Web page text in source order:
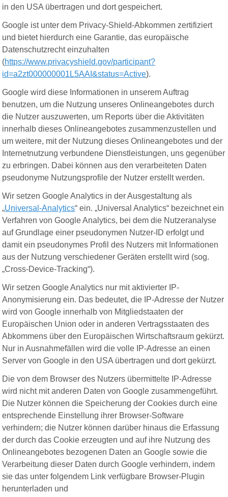
in den USA übertragen und dort gespeichert.
Google ist unter dem Privacy-Shield-Abkommen zertifiziert
und bietet hierdurch eine Garantie, das europäische
Datenschutzrecht einzuhalten
(https://www.privacyshield.gov/participant?
id=a2zt000000001L5AAI&status=Active).
Google wird diese Informationen in unserem Auftrag
benutzen, um die Nutzung unseres Onlineangebotes durch
die Nutzer auszuwerten, um Reports über die Aktivitäten
innerhalb dieses Onlineangebotes zusammenzustellen und
um weitere, mit der Nutzung dieses Onlineangebotes und der
Internetnutzung verbundene Dienstleistungen, uns gegenüber
zu erbringen. Dabei können aus den verarbeiteten Daten
pseudonyme Nutzungsprofile der Nutzer erstellt werden.
Wir setzen Google Analytics in der Ausgestaltung als
„Universal-Analytics“ ein. „Universal Analytics“ bezeichnet ein
Verfahren von Google Analytics, bei dem die Nutzeranalyse
auf Grundlage einer pseudonymen Nutzer-ID erfolgt und
damit ein pseudonymes Profil des Nutzers mit Informationen
aus der Nutzung verschiedener Geräten erstellt wird (sog.
„Cross-Device-Tracking“).
Wir setzen Google Analytics nur mit aktivierter IP-
Anonymisierung ein. Das bedeutet, die IP-Adresse der Nutzer
wird von Google innerhalb von Mitgliedstaaten der
Europäischen Union oder in anderen Vertragsstaaten des
Abkommens über den Europäischen Wirtschaftsraum gekürzt.
Nur in Ausnahmefällen wird die volle IP-Adresse an einen
Server von Google in den USA übertragen und dort gekürzt.
Die von dem Browser des Nutzers übermittelte IP-Adresse
wird nicht mit anderen Daten von Google zusammengeführt.
Die Nutzer können die Speicherung der Cookies durch eine
entsprechende Einstellung ihrer Browser-Software
verhindern; die Nutzer können darüber hinaus die Erfassung
der durch das Cookie erzeugten und auf ihre Nutzung des
Onlineangebotes bezogenen Daten an Google sowie die
Verarbeitung dieser Daten durch Google verhindern, indem
sie das unter folgendem Link verfügbare Browser-Plugin
herunterladen und